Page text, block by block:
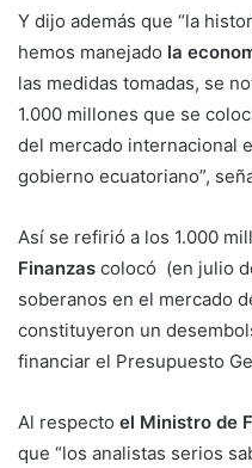
Y dijo además que “la
hemos manejado la
las medidas tomadas, se
1.000 millones que se
del mercado internacional
gobierno ecuatoriano”,
Así se refirió a los 1.000
Finanzas colocó (en julio
soberanos en el mercado
constituyeron un
financiar el Presupuesto
Al respecto el Ministro de
que “los analistas serios